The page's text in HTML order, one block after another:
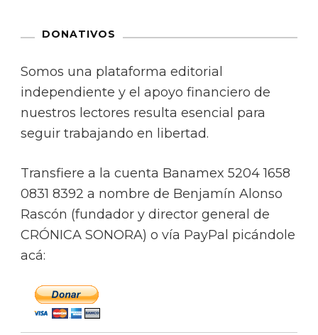
DONATIVOS
Somos una plataforma editorial
independiente y el apoyo financiero de
nuestros lectores resulta esencial para
seguir trabajando en libertad.
Transfiere a la cuenta Banamex 5204 1658
0831 8392 a nombre de Benjamín Alonso
Rascón (fundador y director general de
CRÓNICA SONORA) o vía PayPal picándole
acá: